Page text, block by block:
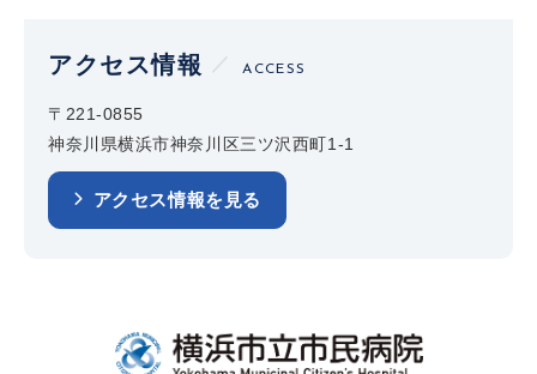
アクセス情報 ACCESS
〒221-0855
神奈川県横浜市神奈川区三ツ沢西町1-1
アクセス情報を見る